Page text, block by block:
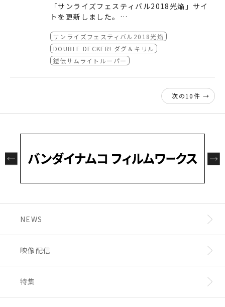
「サンライズフェスティバル2018光焔」サイ
トを更新しました。
伝サムライトルーパー』のゲストと司会を追
加！
・ゲストと司会を追加
■9/8 鎧伝サムライトルーパー
・ゲストと司会を追加
誰よりも早く最新作を鑑賞できるこの機会をお
見逃しなく！
サンライズフェスティバル2018光焔
DOUBLE DECKER! ダグ＆キリル
鎧伝サムライトルーパー
次の10件 →
NEWS
映像配信
特集